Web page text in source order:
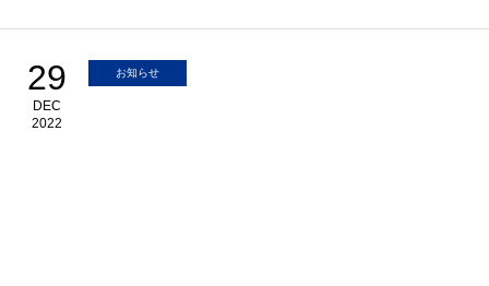
29
DEC
2022
お知らせ